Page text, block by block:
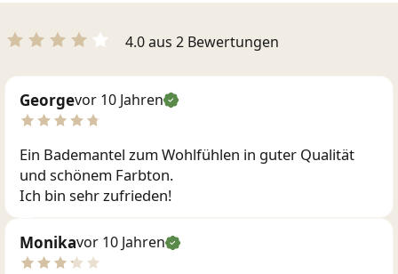
4.0 aus 2 Bewertungen
Georgevor 10 Jahren
Ein Bademantel zum Wohlfühlen in guter Qualität
und schönem Farbton.
Ich bin sehr zufrieden!
Monikavor 10 Jahren